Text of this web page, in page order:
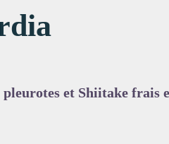
et Shiitake frais